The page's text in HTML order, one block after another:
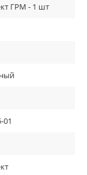
ГРМ - 1 шт
01